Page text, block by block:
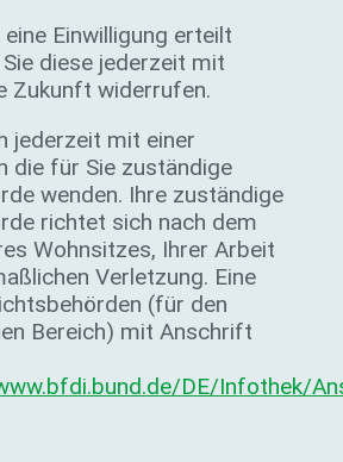
Einwilligung erteilt
diese jederzeit mit
Zukunft widerrufen.
jederzeit mit einer
die für Sie zuständige
wenden. Ihre zuständige
richtet sich nach dem
Wohnsitzes, Ihrer Arbeit
Verletzung. Eine
(für den
Bereich) mit Anschrift
DE/Infothek/